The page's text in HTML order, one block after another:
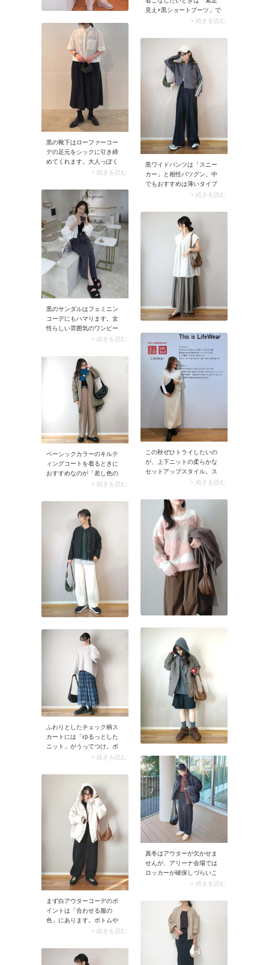
見え×黒ショートブーツ」で
スタイリング。その際ヒー
く、厚底・ぺたんこの黒ブ
ーツを合わせると女性らし
くなりすぎずタウンユース
にもマッチします。アウタ
ーやニットでしっかり防寒
すれば、肌見せコーデが季
節感に馴染みますよ。
> 続きを読む
黒の靴下はローファーコー
デの足元をシックに引き締
めてくれます。大人っぽく
落ち着いた印象を作りたい
す。また、黒以外のローフ
ァーとの相性がいいのも嬉
しいポイント。ブラウンや
ベージュのローファーをピ
リッと大人っぽく履きたい
ときにも重宝します。
> 続きを読む
黒ワイドパンツは「スニー
カー」と相性バツグン。中
でもおすすめは薄いタイプ
よりも、ゴツめなダッドス
スニーカーは重心が下がる
ため、黒ワイドパンツとバ
ランスよく決まります。ス
ポーティな雰囲気も加わ
り、黒ワイドパンツがスッ
キリまとまります。
> 続きを読む
黒のサンダルはフェミニン
コーデにもハマります。女
性らしい雰囲気のワンピー
スやスカートの引き締め役
ールダウン。甘さを抑えた
着こなしに決まります。
> 続きを読む
この秋ぜひトライしたいの
が、上下ニットの柔らかな
セットアップスタイル。ス
ナップではニットベスト＆
フホワイトでまとめ、さら
に同色のタートルネックを
重ね着したことで奥行きの
あるニュアンスが生まれて
います。潔く白一色で仕上
げた分、バッグ＆靴で黒を
差して全体を引き締めるの
がスタイリングを格上げす
るポイントです。
> 続きを読む
ベーシックカラーのキルテ
ィングコートを着るときに
おすすめなのが「差し色の
マフラー」。発色のいいブ
着ければアクセントになり
ますよ。顔まわりがパッと
明るくなり、華やかな印象
> 続きを読む
ふわりとしたチェック柄ス
カートには「ゆるっとした
ニット」がうってつけ。ボ
リュームニットがコーデの
ますよ。軽やかなチェック
柄スカートの揺れ感が効い
て、重ためのニットがバラ
ンスよくまとまるのもメリ
> 続きを読む
真冬はアウターが欠かせま
せんが、アリーナ会場では
ロッカーが確保しづらいこ
ともあり、ロングコートだ
ることもしばしば。ショー
ト丈など、なるべくコンパ
クトなデザインを選びまし
ょう。「パッカブル仕様の
アウター」を選ぶのも手。
小さく畳んでコンパクトに
収まるので使い勝手は抜
> 続きを読む
まず白アウターコーデのポ
イントは「合わせる服の
色」にあります。ボトムや
インナーのデザイン・シル
るのがおしゃれへの近道で
> 続きを読む